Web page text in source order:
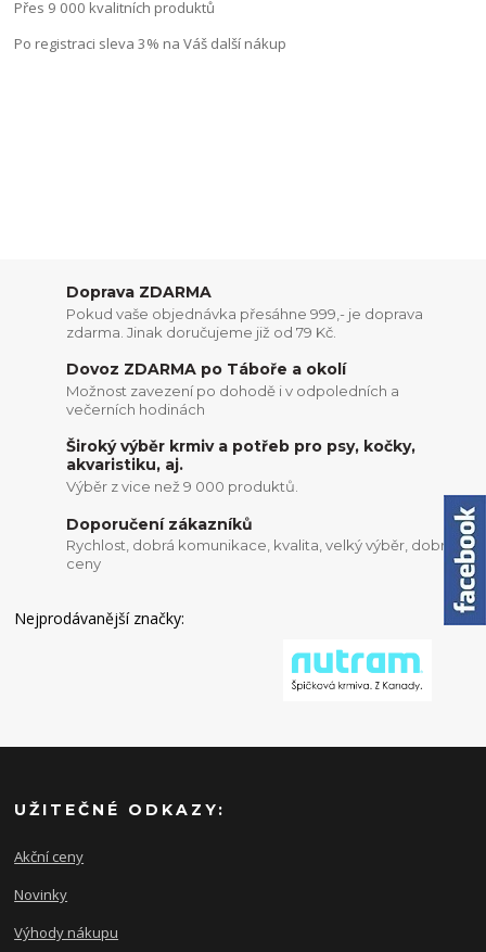
Přes 9 000 kvalitních produktů
Po registraci sleva 3% na Váš další nákup
Doprava ZDARMA
Pokud vaše objednávka přesáhne 999,- je doprava
zdarma. Jinak doručujeme již od 79 Kč.
Dovoz ZDARMA po Táboře a okolí
Možnost zavezení po dohodě i v odpoledních a
večerních hodinách
Široký výběr krmiv a potřeb pro psy, kočky,
akvaristiku, aj.
Výběr z vice než 9 000 produktů.
Doporučení zákazníků
Rychlost, dobrá komunikace, kvalita, velký výběr, dobré
ceny
Nejprodávanější značky:
UŽITEČNÉ ODKAZY:
Akční ceny
Novinky
Výhody nákupu